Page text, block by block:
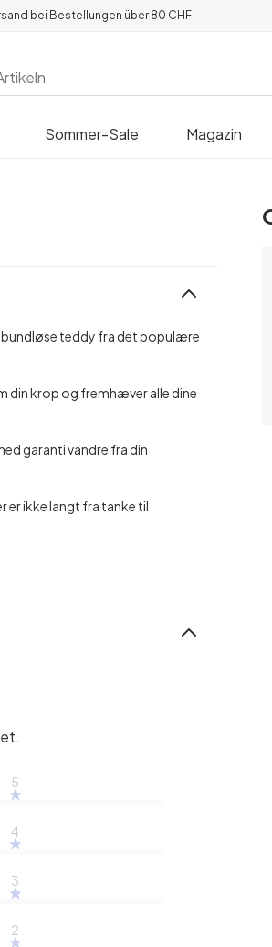
bei Bestellungen über 80 CHF
Sommer-Sale Magazin
teddy fra det populære
din krop og fremhæver alle dine
garanti vandre fra din
er ikke langt fra tanke til
5
4
3
2